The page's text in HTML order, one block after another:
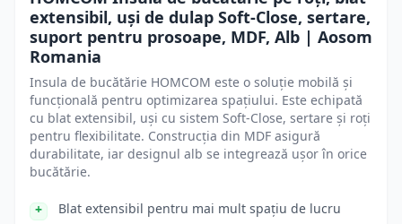
extensibil, uși de dulap Soft-Close, sertare,
suport pentru prosoape, MDF, Alb | Aosom
Romania
Insula de bucătărie HOMCOM este o soluție mobilă și
funcțională pentru optimizarea spațiului. Este echipată
cu blat extensibil, uși cu sistem Soft-Close, sertare și roți
pentru flexibilitate. Construcția din MDF asigură
durabilitate, iar designul alb se integrează ușor în orice
bucătărie.
Blat extensibil pentru mai mult spațiu de lucru